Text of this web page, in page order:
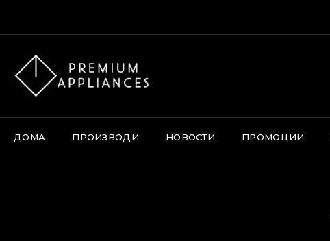
ДОМА ПРОИЗВОДИ НОВОСТИ ПРОМОЦИИ